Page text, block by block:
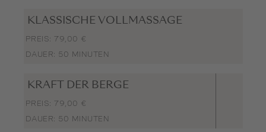
KLASSISCHE VOLLMASSAGE
PREIS: 79,00 €
DAUER: 50 MINUTEN
KRAFT DER BERGE
PREIS: 79,00 €
DAUER: 50 MINUTEN